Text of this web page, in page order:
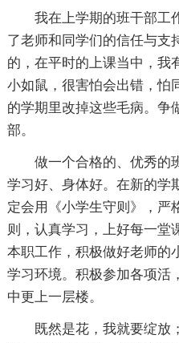
我在上学期的班干部工
了老师和同学们的信任与支
的，在平时的上课当中，我
小如鼠，很害怕会出错，怕
的学期里改掉这些毛病。争
部。
做一个合格的、优秀的
学习好、身体好。在新的学
定会用《小学生守则》，严
则，认真学习，上好每一堂
本职工作，积极做好老师的
学习环境。积极参加各项活
中更上一层楼。
既然是花，我就要绽放